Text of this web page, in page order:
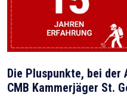
Die Pluspunkte, bei der
CMB Kammerjäger St.